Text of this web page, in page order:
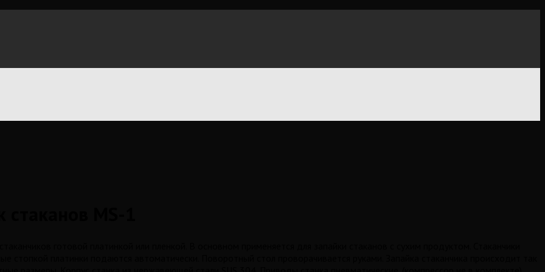
MS-1
готовой платинкой или пленкой. В основном применяется для запайки стаканов с сухим продуктом. Стаканчики
стопкой платинки подаются автоматически. Поворотный стол проворачивается руками. Запайка стаканчика происходит так